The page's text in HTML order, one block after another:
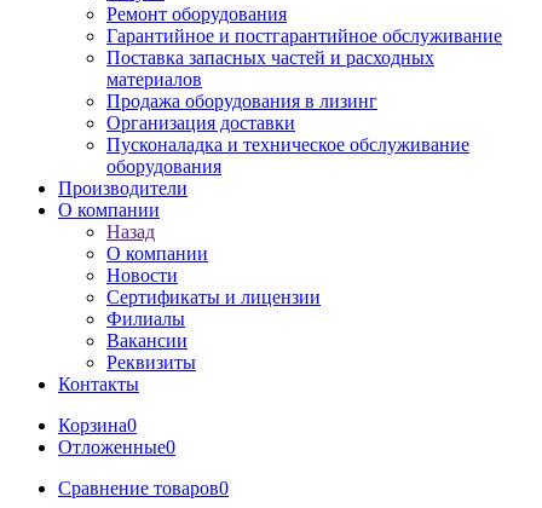
Ремонт оборудования
Гарантийное и постгарантийное обслуживание
Поставка запасных частей и расходных
материалов
Продажа оборудования в лизинг
Организация доставки
Пусконаладка и техническое обслуживание
оборудования
Производители
О компании
Назад
О компании
Новости
Сертификаты и лицензии
Филиалы
Вакансии
Реквизиты
Контакты
Корзина0
Отложенные0
Сравнение товаров0